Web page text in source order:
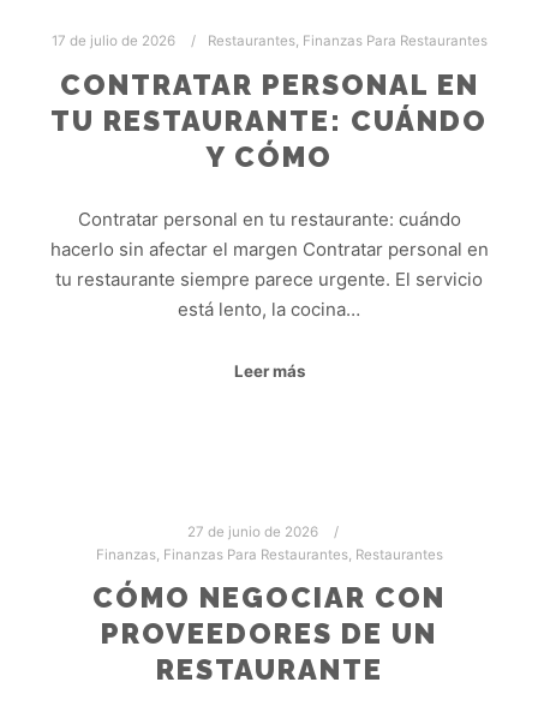
17 de julio de 2026 Restaurantes, Finanzas Para Restaurantes
CONTRATAR PERSONAL EN
TU RESTAURANTE: CUÁNDO
Y CÓMO
Contratar personal en tu restaurante: cuándo
hacerlo sin afectar el margen Contratar personal en
tu restaurante siempre parece urgente. El servicio
está lento, la cocina…
Leer más
27 de junio de 2026
Finanzas, Finanzas Para Restaurantes, Restaurantes
CÓMO NEGOCIAR CON
PROVEEDORES DE UN
RESTAURANTE